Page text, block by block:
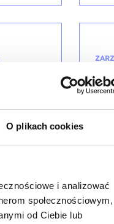
O plikach cookies
i analizować
społecznościowym,
od Ciebie lub
DL 4d kod
od
+